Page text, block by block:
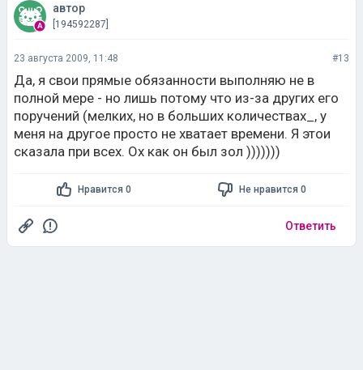
автор
[194592287]
23 августа 2009, 11:48 #13
Да, я свои прямые обязанности выполняю не в
полной мере - но лишь потому что из-за других его
поручений (мелких, но в больших количествах_, у
меня на другое просто не хватает времени. Я этои
сказала при всех. Ох как он был зол )))))))
Нравится 0 Не нравится 0
Ответить